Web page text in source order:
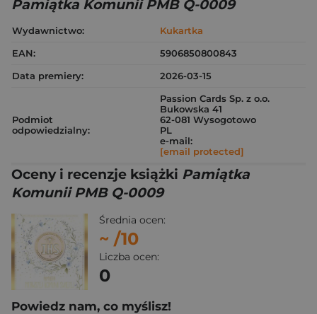
Pamiątka Komunii PMB Q-0009
Wydawnictwo:
Kukartka
EAN:
5906850800843
Data premiery:
2026-03-15
Podmiot
odpowiedzialny:
Passion Cards Sp. z o.o.
Bukowska 41
62-081 Wysogotowo
PL
e-mail:
[email protected]
Oceny i recenzje książki Pamiątka
Komunii PMB Q-0009
Średnia ocen:
~ /10
Liczba ocen:
0
Powiedz nam, co myślisz!